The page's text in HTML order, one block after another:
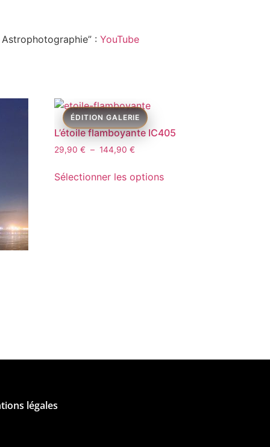
: YouTube
L’étoile flamboyante IC405
29,90€ – 144,90€
Sélectionner les options
légales